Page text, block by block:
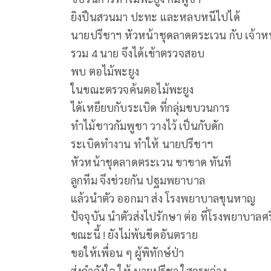
ยิงปืนสวนมา ปะทะ และหลบหนีไปได้
นายปรีชาฯ หัวหน้าชุดลาดตระเวน กับ เจ้า
รวม 4 นาย จึงได้เข้าตรวจสอบ
พบ ตอไม้พะยูง
ในขณะตรวจค้นตอไม้พะยูง
ได้เหยียบกับระเบิด ที่กลุ่มขบวนการ
ทำไม้ชาวกัมพูชา วางไว้ เป็นกับดัก
ระเบิดทำงาน ทำให้ นายปรีชาฯ
หัวหน้าชุดลาดตระเวน ขาขาด ทันที
ลูกทีม จึงช่วยกัน ปฐมพยาบาล
แล้วนำตัว ออกมา ส่ง โรงพยาบาลขุนหาญ
ปัจจุบัน นำตัวส่งไปรักษา ต่อ ที่โรงพยาบาลศ
ขณะนี้ ! ยังไม่พ้นขีดอันตราย
ขอให้เพื่อน ๆ ผู้พิทักษ์ป่า